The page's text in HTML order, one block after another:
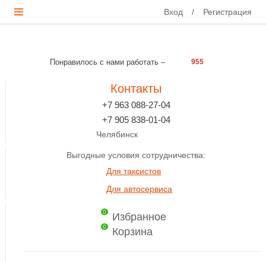
Вход / Регистрация
Понравилось с нами работать – 955
Контакты
+7 963 088-27-04
+7 905 838-01-04
Челябинск
Выгодные условия сотрудничества:
Для таксистов
Для автосервиса
0 Избранное
0 Корзина